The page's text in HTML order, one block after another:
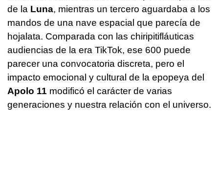
de la Luna, mientras un tercero aguardaba a los
mandos de una nave espacial que parecía de
hojalata. Comparada con las chiripitifláuticas
audiencias de la era TikTok, ese 600 puede
parecer una convocatoria discreta, pero el
impacto emocional y cultural de la epopeya del
Apolo 11 modificó el carácter de varias
generaciones y nuestra relación con el universo.